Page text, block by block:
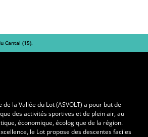
Cantal (15).
de la Vallée du Lot (ASVOLT) a pour but de
des activités sportives et de plein air, au
économique, écologique de la région.
le Lot propose des descentes faciles